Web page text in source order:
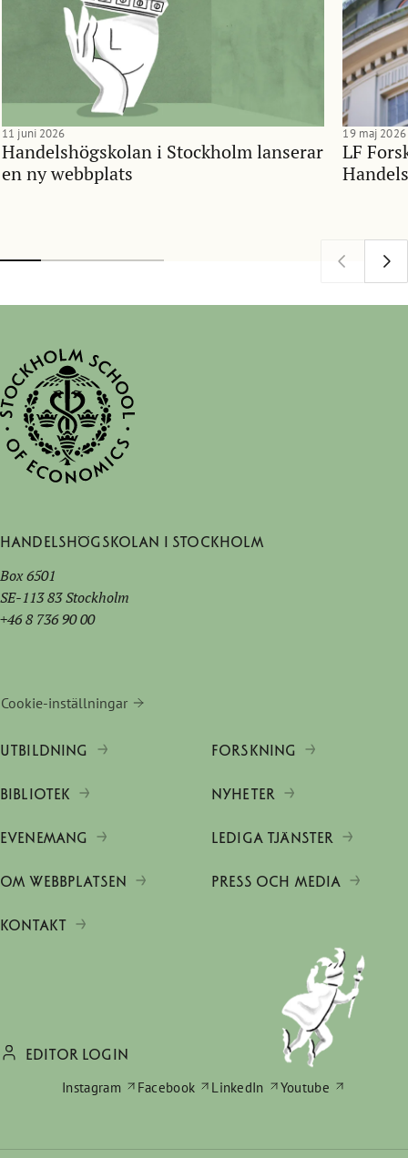
Handelshögskolan i Stockholm lanserar
en ny webbplats
11 juni 2026
LF
19 maj 2026
Handelshögskolan i Stockholm
Box 6501
SE-113 83 Stockholm
+46 8 736 90 00
Cookie-inställningar
UTBILDNING FORSKNING
BIBLIOTEK NYHETER
EVENEMANG LEDIGA TJÄNSTER
OM WEBBPLATSEN PRESS OCH MEDIA
KONTAKT
EDITOR LOGIN
Instagram
Facebook LinkedIn Youtube